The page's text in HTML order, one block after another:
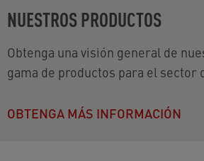
NUESTROS PRODUCTOS
Obtenga una visión general de
gama de productos para el sector
OBTENGA MÁS INFORMACIÓN